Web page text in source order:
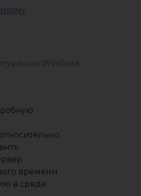
Windows